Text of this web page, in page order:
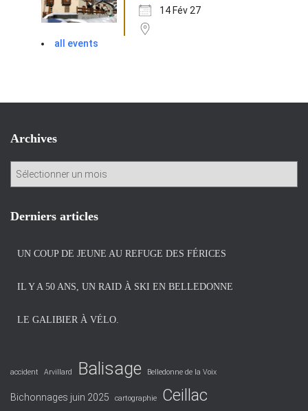
14 Fév 27
all events
Archives
h
Derniers articles
UN COUP DE JEUNE AU REFUGE DES FÉRICES
IL Y A 50 ANS, UN RAID À SKI EN BELLEDONNE
LE GALIBIER À VÉLO.
accident Arvillard Balisage Belledonne de la Voix
Bichonnages juin 2025 cartographie Ceillac